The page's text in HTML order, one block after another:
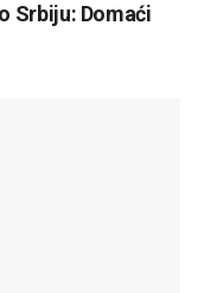
Srbiju: Domaći